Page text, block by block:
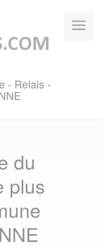
- Relais -
du
plus